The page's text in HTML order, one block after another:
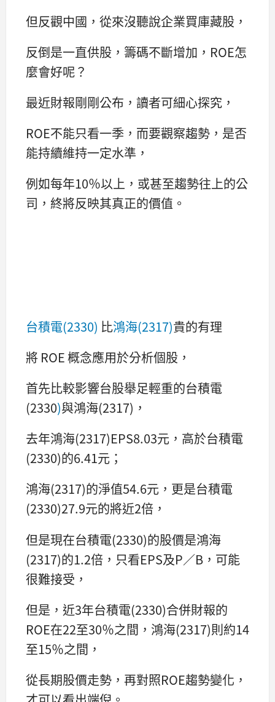
但反觀中國，從來沒聽說企業買庫藏股，
反倒是一直供股，籌碼不斷增加，ROE怎
麼會好呢？
最近財報剛剛公布，讀者可細心探究，
ROE不能只看一季，而要觀察趨勢，是否
能持續維持一定水準，
例如每年10％以上，或甚至趨勢往上的公
司，終將反映其真正的價值。
台積電(2330) 比鴻海(2317)貴的有理
將 ROE 概念應用於分析個股，
首先比較影響台股舉足輕重的台積電
(2330)與鴻海(2317)，
去年鴻海(2317)EPS8.03元，高於台積電
(2330)的6.41元；
鴻海(2317)的淨值54.6元，更是台積電
(2330)27.9元的將近2倍，
但是現在台積電(2330)的股價是鴻海
(2317)的1.2倍，只看EPS及P／B，可能
很難接受，
但是，近3年台積電(2330)合併財報的
ROE在22至30％之間，鴻海(2317)則約14
至15％之間，
從長期股價走勢，再對照ROE趨勢變化，